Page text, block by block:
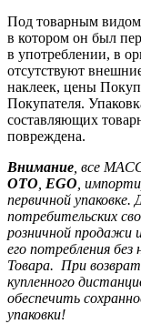
Под товарным видом
в котором он был
в употреблении, в
отсутствуют
наклеек, цены
Покупателя.
составляющих
повреждена.
Внимание, все
OTO, EGO,
первичной упаковке.
потребительских
розничной продажи
его потребления
Товара. При
купленного
обеспечить
упаковки!